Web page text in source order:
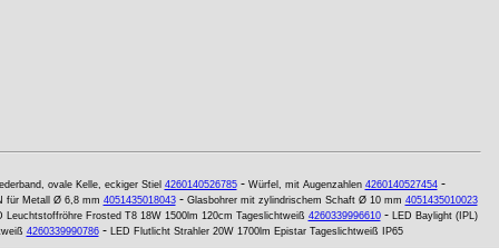
ovale Kelle, eckiger Stiel 4260140526785- Würfel, mit Augenzahlen 4260140527454-
für Metall Ø 6,8 mm 4051435018043- Glasbohrer mit zylindrischem Schaft Ø 10 mm 4051435010023
Leuchtstoffröhre Frosted T8 18W 1500lm 120cm Tageslichtweiß 4260339996610- LED Baylight (IPL)
4260339990786- LED Flutlicht Strahler 20W 1700lm Epistar Tageslichtweiß IP65